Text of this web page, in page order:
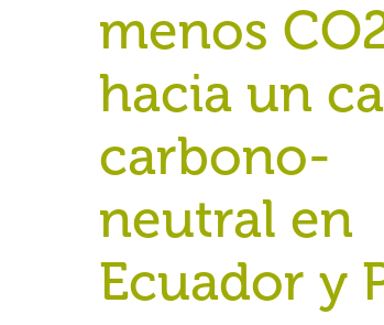
menos
hacia un
carbono-
neutral en
Ecuador y